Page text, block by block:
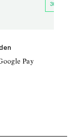
30 TAGE